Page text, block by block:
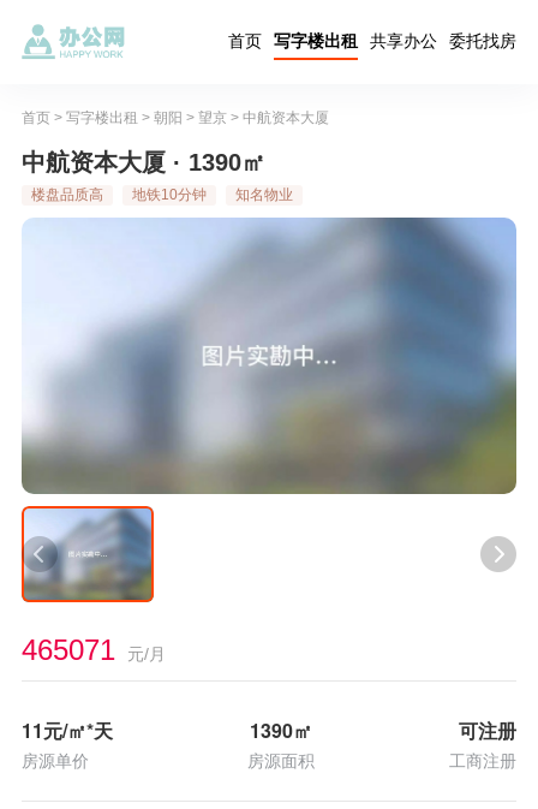
首页 写字楼出租 共享办公 委托找房
首页> 写字楼出租 > 朝阳 > 望京> 中航资本大厦
中航资本大厦 · 1390㎡
楼盘品质高 地铁10分钟 知名物业
465071 元/月
11元/㎡*天
房源单价
1390㎡
房源面积
可注册
工商注册